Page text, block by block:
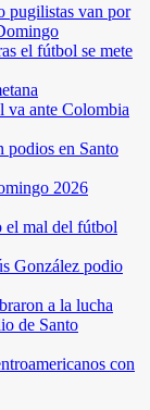
pugilistas van por
el fútbol se mete
va ante Colombia
podios en Santo
2026
el mal del fútbol
González podio
a la lucha
de Santo
con